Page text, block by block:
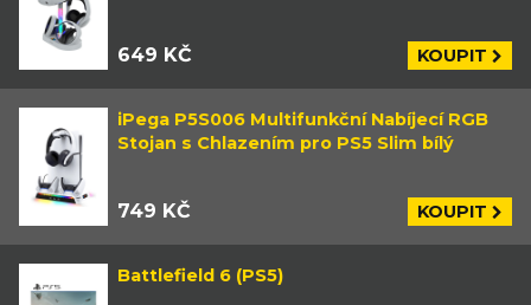
649 KČ KOUPIT
iPega P5S006 Multifunkční Nabíjecí RGB
Stojan s Chlazením pro PS5 Slim bílý
749 KČ KOUPIT
Battlefield 6 (PS5)